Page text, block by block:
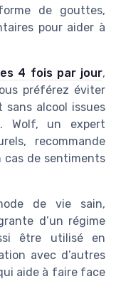
de gouttes,
pour aider à
4 fois par jour,
préférez éviter
sans alcool issues
Wolf, un expert
recommande
cas de sentiments
de vie sain,
d’un régime
être utilisé en
avec d’autres
aide à faire face